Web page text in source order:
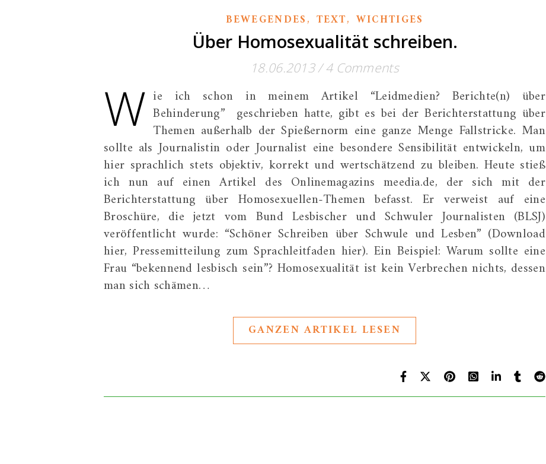
BEWEGENDES, TEXT, WICHTIGES
Über Homosexualität schreiben.
18.06.2013/ 4 Comments
W ie ich schon in meinem Artikel “Leidmedien? Berichte(n) über
Behinderung” geschrieben hatte, gibt es bei der Berichterstattung über
Themen außerhalb der Spießernorm eine ganze Menge Fallstricke. Man
sollte als Journalistin oder Journalist eine besondere Sensibilität entwickeln, um
hier sprachlich stets objektiv, korrekt und wertschätzend zu bleiben. Heute stieß
ich nun auf einen Artikel des Onlinemagazins meedia.de, der sich mit der
Berichterstattung über Homosexuellen-Themen befasst. Er verweist auf eine
Broschüre, die jetzt vom Bund Lesbischer und Schwuler Journalisten (BLSJ)
veröffentlicht wurde: “Schöner Schreiben über Schwule und Lesben” (Download
hier, Pressemitteilung zum Sprachleitfaden hier). Ein Beispiel: Warum sollte eine
Frau “bekennend lesbisch sein”? Homosexualität ist kein Verbrechen nichts, dessen
man sich schämen…
GANZEN ARTIKEL LESEN